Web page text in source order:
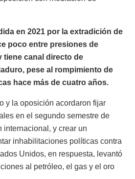
en 2021 por la extradición de
poco entre presiones de
tiene canal directo de
pese al rompimiento de
hace más de cuatro años.
y la oposición acordaron fijar
en el segundo semestre de
internacional, y crear un
inhabilitaciones políticas contra
Unidos, en respuesta, levantó
al petróleo, el gas y el oro